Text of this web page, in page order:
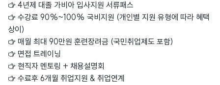
☞ 4년제 대졸 가비아 입사지원 서류패스
☞ 수강료 90%~100% 국비지원 (개인별 지원 유형에 따라 혜택
상이)
☞ 매월 최대 90만원 훈련장려금 (국민취업제도 포함)
☞ 면접 트레이닝
☞ 현직자 멘토링 + 채용설명회
☞ 수료후 6개월 취업지원 & 취업연계